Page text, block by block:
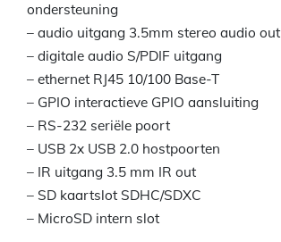
ondersteuning
– audio uitgang 3.5mm stereo audio out
– digitale audio S/PDIF uitgang
– ethernet RJ45 10/100 Base-T
– GPIO interactieve GPIO aansluiting
– RS-232 seriële poort
– USB 2x USB 2.0 hostpoorten
– IR uitgang 3.5 mm IR out
– SD kaartslot SDHC/SDXC
– MicroSD intern slot